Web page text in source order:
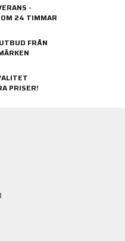
-
24 TIMMAR
FRÅN
PRISER!